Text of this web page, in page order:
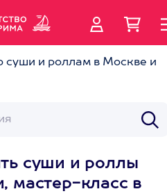
суши и роллам в Москве и
суши и роллы
мастер-класс в